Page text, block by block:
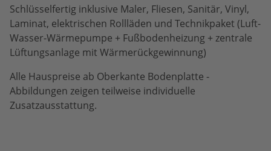
Schlüsselfertig inklusive Maler, Fliesen, Sanitär, Vinyl,
Laminat, elektrischen Rollläden und Technikpaket (Luft-
Wasser-Wärmepumpe + Fußbodenheizung + zentrale
Lüftungsanlage mit Wärmerückgewinnung)
Alle Hauspreise ab Oberkante Bodenplatte -
Abbildungen zeigen teilweise individuelle
Zusatzausstattung.